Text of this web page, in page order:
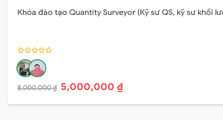
Khóa đào tạo Quantity Surveyor (Kỹ sư QS, kỹ sư khối
8,000,000 ₫ 5,000,000 ₫